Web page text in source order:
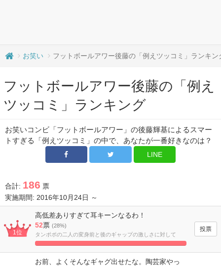
お笑い フットボールアワー後藤の「例えツッコミ」ランキン
フットボールアワー後藤の「例え
ツッコミ」ランキング
お笑いコンビ「フットボールアワー」の後藤輝基によるスマー
トすぎる「例えツッコミ」の中で、あなたが一番好きなのは？
LINE
合計: 186 票
実施期間: 2016年10月24日 ～
1位
高低差ありすぎて耳キーンなるわ！
52票 (28%)
タンポポの二人の変身前と後のギャップの激しさに対して
100%
お前、よくそんなギャグ出せたな。陶芸家やっ